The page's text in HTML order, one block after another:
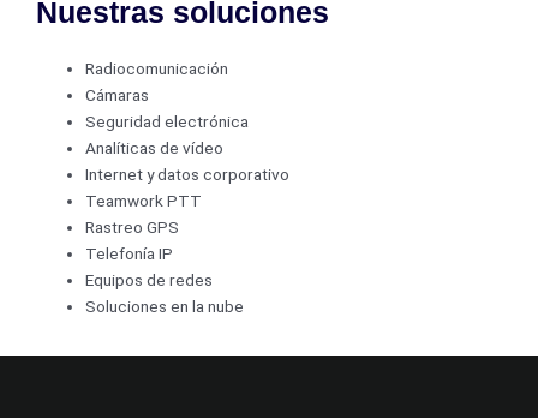
Nuestras soluciones
Radiocomunicación
Cámaras
Seguridad electrónica
Analíticas de vídeo
Internet y datos corporativo
Teamwork PTT
Rastreo GPS
Telefonía IP
Equipos de redes
Soluciones en la nube